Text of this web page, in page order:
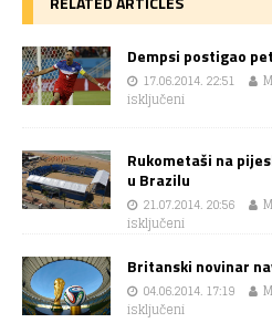
Dempsi postigao
17.06.2014. 22:51
isključeni
Rukometaši na
u Brazilu
21.07.2014. 20:56
isključeni
Britanski novinar
04.06.2014. 17:19
isključeni